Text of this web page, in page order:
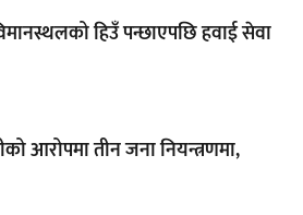
हिउँ पन्छाएपछि हवाई सेवा
आरोपमा तीन जना नियन्त्रणमा,